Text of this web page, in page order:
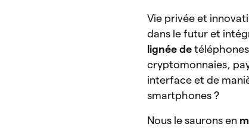
Vie privée et
dans le futur et
lignée de
cryptomonnaies,
interface et de
smartphones ?
Nous le saurons en